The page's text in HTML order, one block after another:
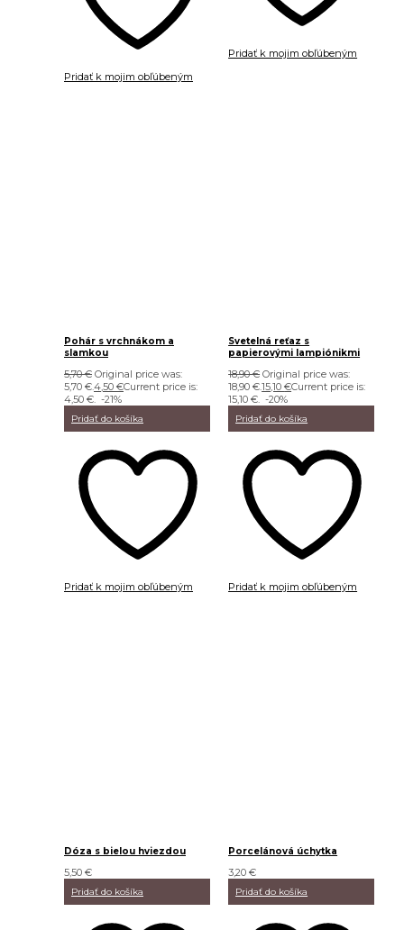
Pridať k mojim obľúbeným
Pridať k mojim obľúbeným
Pohár s vrchnákom a
slamkou
5,70€ Original price was:
5,70 €.4,50 €Current price is:
4,50 €. -21%
Pridať do košíka
Pridať k mojim obľúbeným
Svetelná reťaz s
papierovými lampiónikmi
18,90€ Original price was:
18,90 €.15,10€Current price is:
15,10 €. -20%
Pridať do košíka
Pridať k mojim obľúbeným
Dóza s bielou hviezdou
5,50 €
Pridať do košíka
Porcelánová úchytka
3,20€
Pridať do košíka